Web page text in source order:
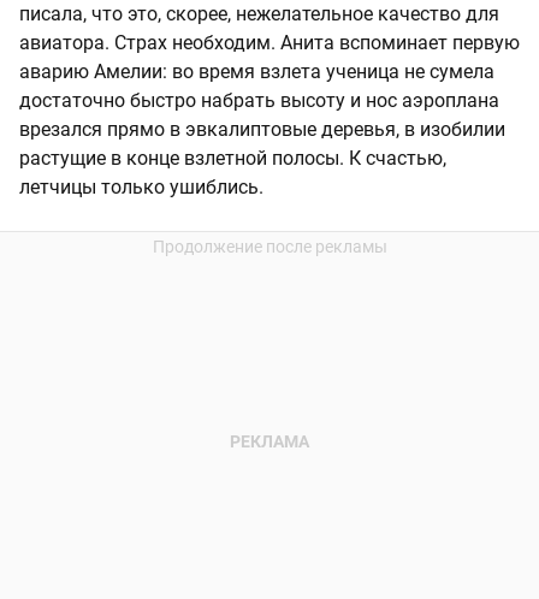
писала, что это, скорее, нежелательное качество для
авиатора. Страх необходим. Анита вспоминает первую
аварию Амелии: во время взлета ученица не сумела
достаточно быстро набрать высоту и нос аэроплана
врезался прямо в эвкалиптовые деревья, в изобилии
растущие в конце взлетной полосы. К счастью,
летчицы только ушиблись.